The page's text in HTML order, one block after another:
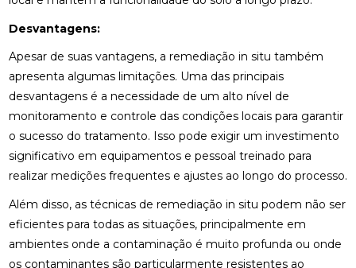
Desvantagens:
Apesar de suas vantagens, a remediação in situ também
apresenta algumas limitações. Uma das principais
desvantagens é a necessidade de um alto nível de
monitoramento e controle das condições locais para garantir
o sucesso do tratamento. Isso pode exigir um investimento
significativo em equipamentos e pessoal treinado para
realizar medições frequentes e ajustes ao longo do processo.
Além disso, as técnicas de remediação in situ podem não ser
eficientes para todas as situações, principalmente em
ambientes onde a contaminação é muito profunda ou onde
os contaminantes são particularmente resistentes ao